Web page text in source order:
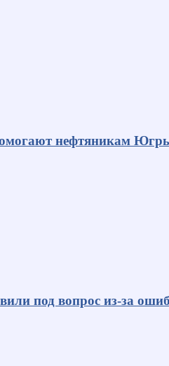
нефтяникам
под вопрос из-за